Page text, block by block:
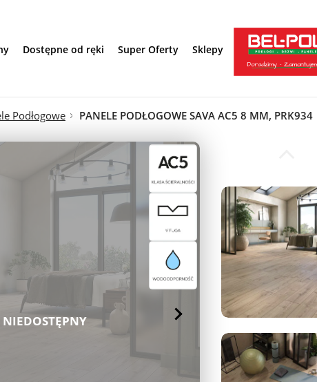
Dostępne od ręki Super Oferty Sklepy
Podłogowe PANELE PODŁOGOWE SAVA AC5 8 MM, PRK934